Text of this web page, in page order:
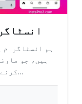
2023
ہم
ہیں، جو
کرنے کے لیے ڈیزائن کیا گیا ہے جب ا...